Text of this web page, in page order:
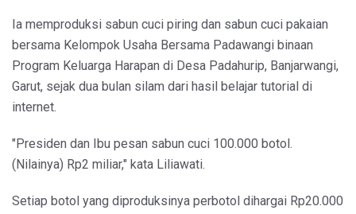
Ia memproduksi sabun cuci piring dan sabun cuci pakaian
bersama Kelompok Usaha Bersama Padawangi binaan
Program Keluarga Harapan di Desa Padahurip, Banjarwangi,
Garut, sejak dua bulan silam dari hasil belajar tutorial di
internet.
"Presiden dan Ibu pesan sabun cuci 100.000 botol.
(Nilainya) Rp2 miliar," kata Liliawati.
Setiap botol yang diproduksinya perbotol dihargai Rp20.000